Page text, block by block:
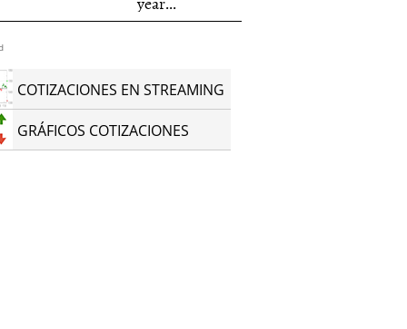
COTIZACIONES EN STREAMING
GRÁFICOS COTIZACIONES